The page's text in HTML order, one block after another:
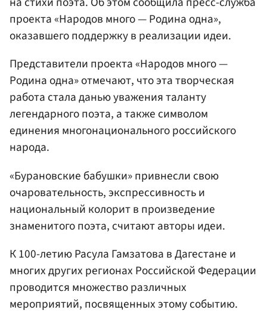
проекта «Народов много — Родина одна»,
оказавшего поддержку в реализации идеи.
Представители проекта «Народов много —
Родина одна» отмечают, что эта творческая
работа стала данью уважения таланту
легендарного поэта, а также символом
единения многонационального российского
народа.
«Бурановские бабушки» привнесли свою
очаровательность, экспрессивность и
национальный колорит в произведение
знаменитого поэта, считают авторы идеи.
К 100-летию Расула Гамзатова в Дагестане и
многих других регионах Российской Федерации
проводится множество различных
мероприятий, посвященных этому событию.